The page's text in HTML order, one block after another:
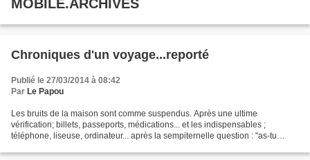
MOBILE.ARCHIVES
Chroniques d'un voyage...reporté
Publié le 27/03/2014 à 08:42
Par Le Papou
Les bruits de la maison sont comme suspendus. Après une ultime
vérification; billets, passeports, médications... et les indispensables ;
téléphone, liseuse, ordinateur... après la sempiternelle question : "as-tu